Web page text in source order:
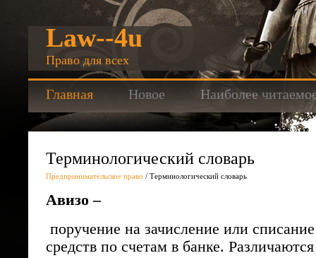
Law--4u
Право для всех
Главная Новое Наиболее
Терминологический словарь
Предпринимательское право / Терминологический словарь
Авизо –
поручение на зачисление или
средств по счетам в банке.